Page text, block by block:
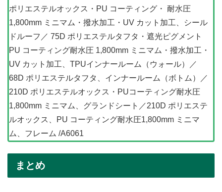
ポリエステルオックス・PU コーティング・ 耐水圧
1,800mm ミニマム・撥水加工・UV カット加工、シール
ドルーフ／ 75D ポリエステルタフタ・遮光ピグメント
PU コーティング耐水圧 1,800mm ミニマム・撥水加工・
UV カット加工、TPUインナールーム（ウォール）／
68D ポリエステルタフタ、インナールーム（ボトム）／
210D ポリエステルオックス・PUコーティング耐水圧
1,800mm ミニマム、グランドシート／210D ポリエステ
ルオックス、PU コーティング耐水圧1,800mm ミニマ
ム、フレーム /A6061
まとめ